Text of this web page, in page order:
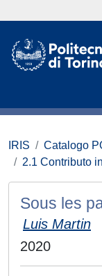
IRIS Catalogo
2.1 Contributo
Sous les
Luis Martin
2020